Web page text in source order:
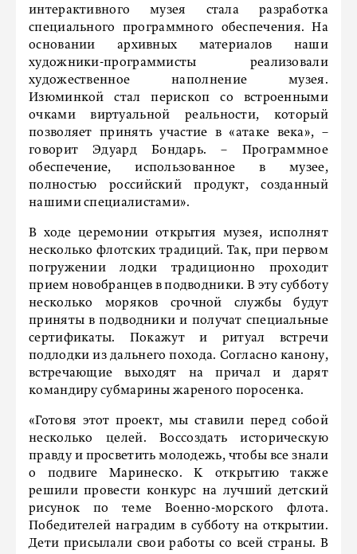
интерактивного музея стала разработка
специального программного обеспечения. На
основании архивных материалов наши
художники-программисты реализовали
художественное наполнение музея.
Изюминкой стал перископ со встроенными
очками виртуальной реальности, который
позволяет принять участие в «атаке века», –
говорит Эдуард Бондарь. – Программное
обеспечение, использованное в музее,
полностью российский продукт, созданный
нашими специалистами».
В ходе церемонии открытия музея, исполнят
несколько флотских традиций. Так, при первом
погружении лодки традиционно проходит
прием новобранцев в подводники. В эту субботу
несколько моряков срочной службы будут
приняты в подводники и получат специальные
сертификаты. Покажут и ритуал встречи
подлодки из дальнего похода. Согласно канону,
встречающие выходят на причал и дарят
командиру субмарины жареного поросенка.
«Готовя этот проект, мы ставили перед собой
несколько целей. Воссоздать историческую
правду и просветить молодежь, чтобы все знали
о подвиге Маринеско. К открытию также
решили провести конкурс на лучший детский
рисунок по теме Военно-морского флота.
Победителей наградим в субботу на открытии.
Дети присылали свои работы со всей страны. В